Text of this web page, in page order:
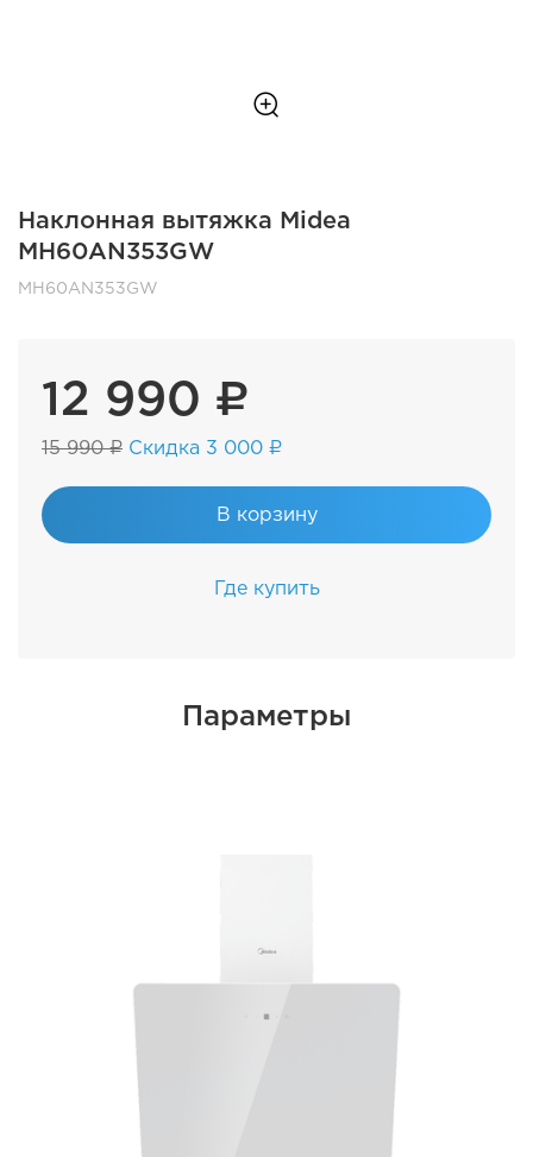
Наклонная вытяжка Midea
MH60AN353GW
MH60AN353GW
12 990 ₽
15 990 ₽ Скидка 3 000 ₽
В корзину
Где купить
Параметры